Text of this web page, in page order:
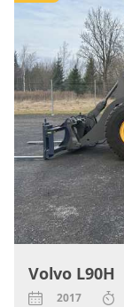
Volvo L90H
2017